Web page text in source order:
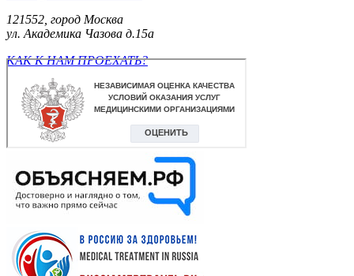
121552, город Москва
ул. Академика Чазова д.15а
КАК К НАМ ПРОЕХАТЬ?